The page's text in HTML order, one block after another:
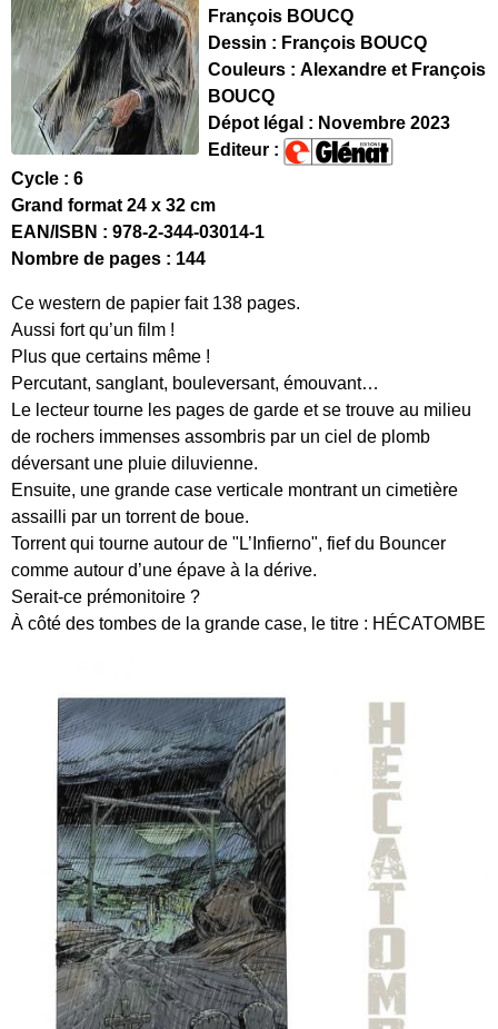
François BOUCQ
Dessin : François BOUCQ
Couleurs : Alexandre et François
BOUCQ
Dépot légal : Novembre 2023
Editeur :
Cycle : 6
Grand format 24 x 32 cm
EAN/ISBN : 978-2-344-03014-1
Nombre de pages : 144
Ce western de papier fait 138 pages.
Aussi fort qu’un film !
Plus que certains même !
Percutant, sanglant, bouleversant, émouvant…
Le lecteur tourne les pages de garde et se trouve au milieu
de rochers immenses assombris par un ciel de plomb
déversant une pluie diluvienne.
Ensuite, une grande case verticale montrant un cimetière
assailli par un torrent de boue.
Torrent qui tourne autour de "L’Infierno", fief du Bouncer
comme autour d’une épave à la dérive.
Serait-ce prémonitoire ?
À côté des tombes de la grande case, le titre : HÉCATOMBE